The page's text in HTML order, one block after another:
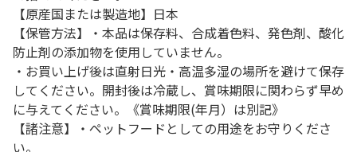
【原産国または製造地】日本
【保管方法】・本品は保存料、合成着色料、発色剤、酸化
防止剤の添加物を使用していません。
・お買い上げ後は直射日光・高温多湿の場所を避けて保存
してください。開封後は冷蔵し、賞味期限に関わらず早め
に与えてください。《賞味期限(年月）は別記》
【諸注意】・ペットフードとしての用途をお守りくださ
い。